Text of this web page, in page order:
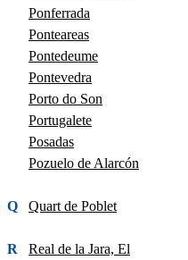
Ponferrada
Ponteareas
Pontedeume
Pontevedra
Porto do Son
Portugalete
Posadas
Pozuelo de Alarcón
Q Quart de Poblet
R
Real de la Jara, El